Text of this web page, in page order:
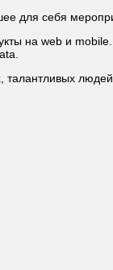
для себя
на web и